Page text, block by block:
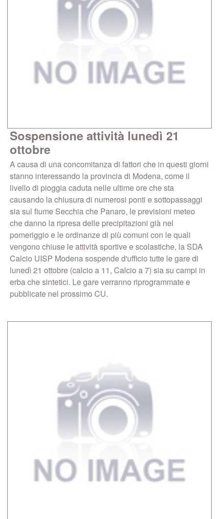
Sospensione attività lunedì 21
ottobre
A causa di una concomitanza di fattori che in questi giorni
stanno interessando la provincia di Modena, come il
livello di pioggia caduta nelle ultime ore che sta
causando la chiusura di numerosi ponti e sottopassaggi
sia sul fiume Secchia che Panaro, le previsioni meteo
che danno la ripresa delle precipitazioni già nel
pomeriggio e le ordinanze di più comuni con le quali
vengono chiuse le attività sportive e scolastiche, la SDA
Calcio UISP Modena sospende d'ufficio tutte le gare di
lunedì 21 ottobre (calcio a 11, Calcio a 7) sia su campi in
erba che sintetici. Le gare verranno riprogrammate e
pubblicate nel prossimo CU.